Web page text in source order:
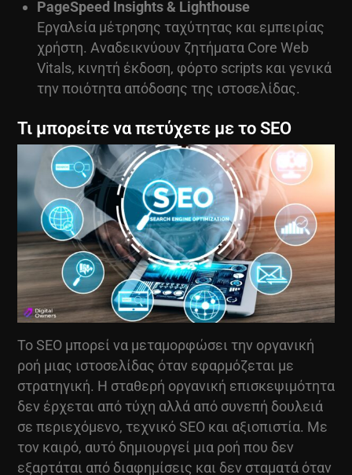
PageSpeed Insights & Lighthouse
Εργαλεία μέτρησης ταχύτητας και εμπειρίας
χρήστη. Αναδεικνύουν ζητήματα Core Web
Vitals, κινητή έκδοση, φόρτο scripts και γενικά
την ποιότητα απόδοσης της ιστοσελίδας.
Τι μπορείτε να πετύχετε με το SEO
Το SEO μπορεί να μεταμορφώσει την οργανική
ροή μιας ιστοσελίδας όταν εφαρμόζεται με
στρατηγική. Η σταθερή οργανική επισκεψιμότητα
δεν έρχεται από τύχη αλλά από συνεπή δουλειά
σε περιεχόμενο, τεχνικό SEO και αξιοπιστία. Με
τον καιρό, αυτό δημιουργεί μια ροή που δεν
εξαρτάται από διαφημίσεις και δεν σταματά όταν